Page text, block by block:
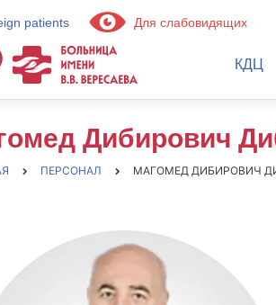
patients Для слабовидящих
КДЦ
Дибирович
ПЕРСОНАЛ МАГОМЕД ДИБИРОВИЧ